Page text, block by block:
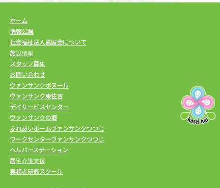
ホーム
情報公開
社会福祉法人嘉誠会について
施設情報
スタッフ募集
お問い合わせ
ヴァンサンクボヌール
ヴァンサンク東住吉
デイサービスセンター
ヴァンサンクの郷
ふれあいホームヴァンサンクつつじ
ワークセンターヴァンサンクつつじ
ヘルパーステーション
居宅介護支援
実務者研修スクール